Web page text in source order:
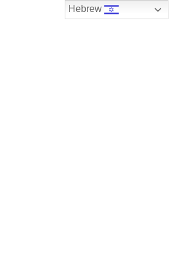
Hebrew